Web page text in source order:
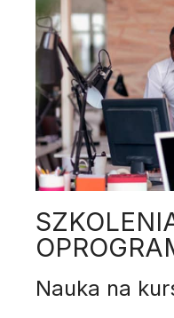
Nauka na